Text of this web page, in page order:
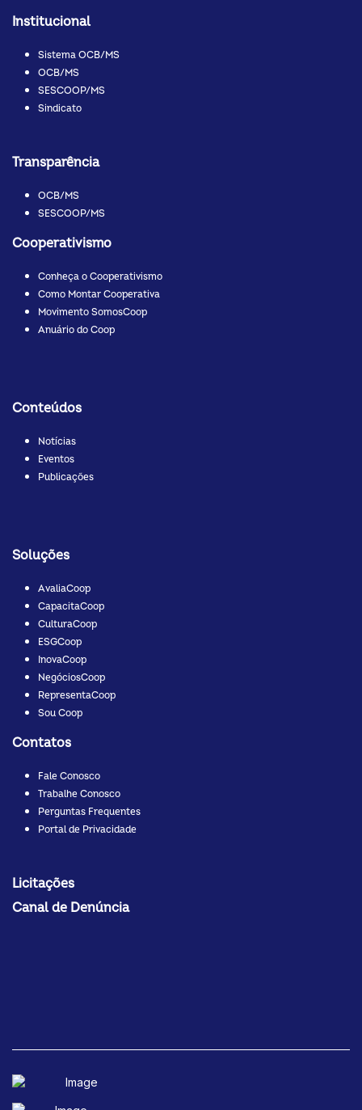
Institucional
Sistema OCB/MS
OCB/MS
SESCOOP/MS
Sindicato
Transparência
OCB/MS
SESCOOP/MS
Cooperativismo
Conheça o Cooperativismo
Como Montar Cooperativa
Movimento SomosCoop
Anuário do Coop
Conteúdos
Notícias
Eventos
Publicações
Soluções
AvaliaCoop
CapacitaCoop
CulturaCoop
ESGCoop
InovaCoop
NegóciosCoop
RepresentaCoop
Sou Coop
Contatos
Fale Conosco
Trabalhe Conosco
Perguntas Frequentes
Portal de Privacidade
Licitações
Canal de Denúncia